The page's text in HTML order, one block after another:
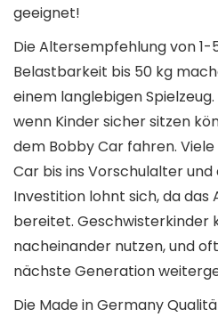
geeignet!
Die Altersempfehlung von 1-
Belastbarkeit bis 50 kg
einem langlebigen
wenn Kinder sicher sitzen
dem Bobby Car fahren.
Car bis ins Vorschulalter und
Investition lohnt sich, da das
bereitet. Geschwisterkinder
nacheinander nutzen, und
nächste Generation
Die Made in Germany